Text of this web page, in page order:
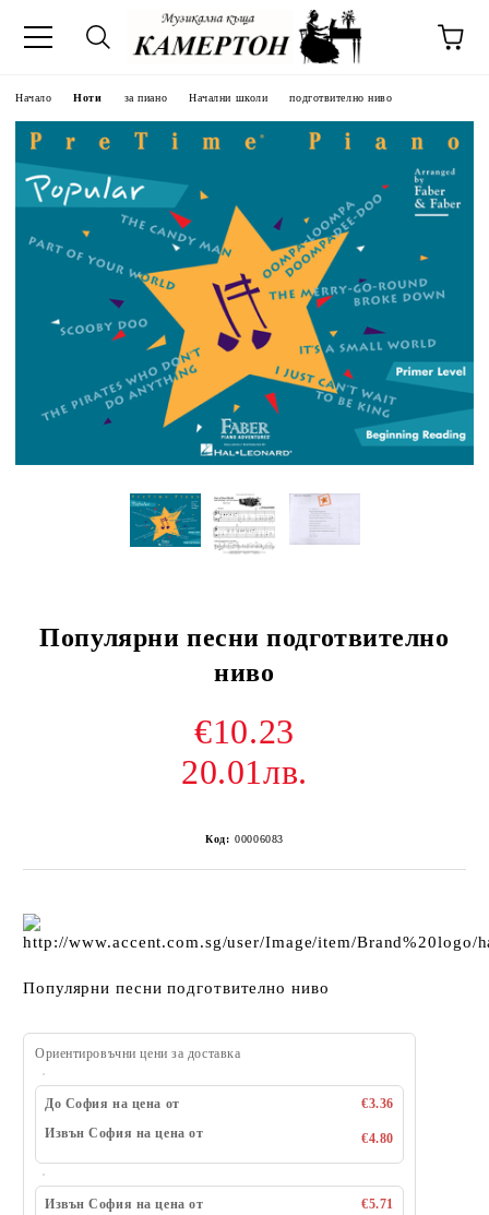
Начало Ноти за пиано Начални школи подготвително ниво
Популярни песни подготвително
ниво
€10.23
20.01лв.
Код: 00006083
Популярни песни подготвително ниво
Ориентировъчни цени за доставка
До София на цена от
€3.36
Извън София на цена от
€4.80
Извън София на цена от
€5.71